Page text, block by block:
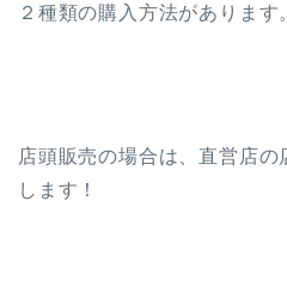
２種類の購入方法があります
店頭販売の場合は、直営店の
します！